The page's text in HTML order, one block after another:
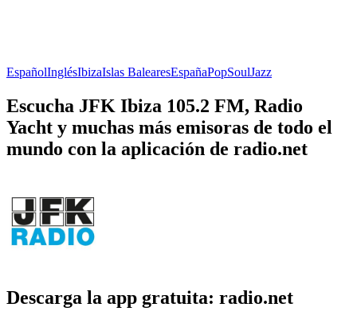
EspañolInglésIbizaIslas BalearesEspañaPopSoulJazz
Escucha JFK Ibiza 105.2 FM, Radio
Yacht y muchas más emisoras de todo el
mundo con la aplicación de radio.net
Descarga la app gratuita: radio.net